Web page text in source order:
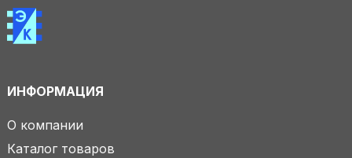
ИНФОРМАЦИЯ
О компании
Каталог товаров